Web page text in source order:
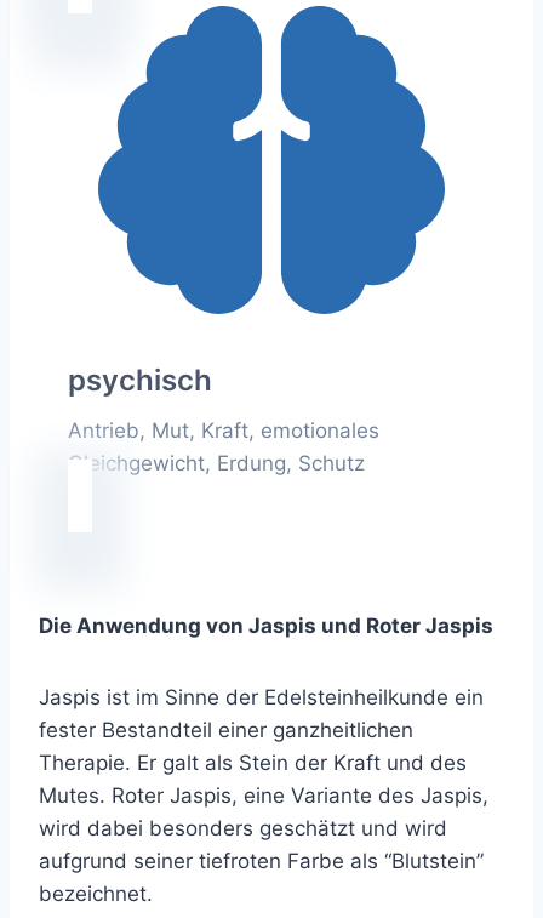
psychisch
Antrieb, Mut, Kraft, emotionales
Gleichgewicht, Erdung, Schutz
Die Anwendung von Jaspis und Roter Jaspis
Jaspis ist im Sinne der Edelsteinheilkunde ein
fester Bestandteil einer ganzheitlichen
Therapie. Er galt als Stein der Kraft und des
Mutes. Roter Jaspis, eine Variante des Jaspis,
wird dabei besonders geschätzt und wird
aufgrund seiner tiefroten Farbe als “Blutstein”
bezeichnet.